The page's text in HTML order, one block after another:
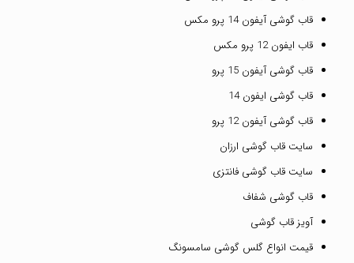
قاب گوشی آیفون 14 پرو مکس
قاب ایفون 12 پرو مکس
قاب گوشی آیفون 15 پرو
قاب گوشی ایفون 14
قاب گوشی آیفون 12 پرو
سایت قاب گوشی ارزان
سایت قاب گوشی فانتزی
قاب گوشی شفاف
آویز قاب گوشی
قیمت انواع گلس گوشی سامسونگ